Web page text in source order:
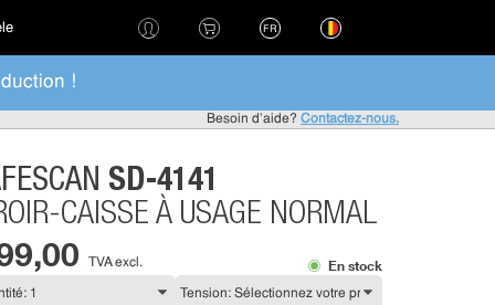
FR
!
Besoin d'aide? Contactez-nous.
SD-4141
CAISSE À USAGE NORMAL
TVA excl. En stock